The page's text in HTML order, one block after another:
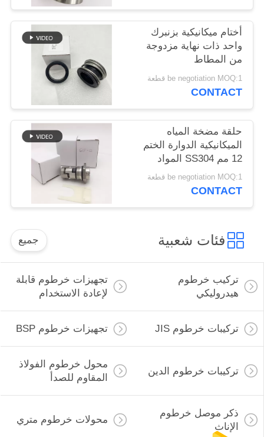
أختام ميكانيكية بزنبرك
واحد ذات نهاية مزدوجة
من المطاط
be negotiation MOQ:1 قطعة
CONTACT
حلقة مضخة المياه
الميكانيكية الدوارة الختم
12 مم SS304 المواد
be negotiation MOQ:1 قطعة
CONTACT
فئات شعبية جميع
تركيب خرطوم
هيدروليكي
تجهيزات خرطوم قابلة
لإعادة الاستخدام
تركيبات خرطوم JIS تجهيزات خرطوم BSP
تركيبات خرطوم الدين
محول خرطوم الفولاذ
المقاوم للصدأ
ذكر موصل خرطوم
الإناث
محولات خرطوم متري